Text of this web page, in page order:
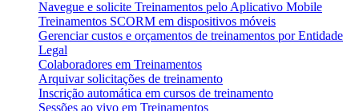
Navegue e solicite Treinamentos pelo Aplicativo Mobile
Treinamentos SCORM em dispositivos móveis
Gerenciar custos e orçamentos de treinamentos por Entidade
Legal
Colaboradores em Treinamentos
Arquivar solicitações de treinamento
Inscrição automática em cursos de treinamento
Sessões ao vivo em Treinamentos